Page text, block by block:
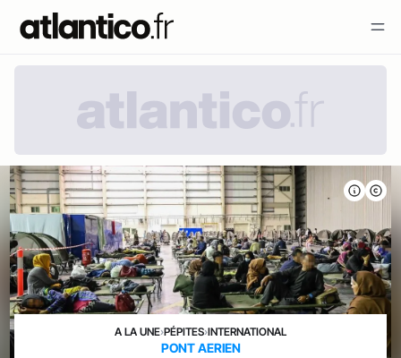
A LA UNE›PÉPITES›INTERNATIONAL
PONT AERIEN